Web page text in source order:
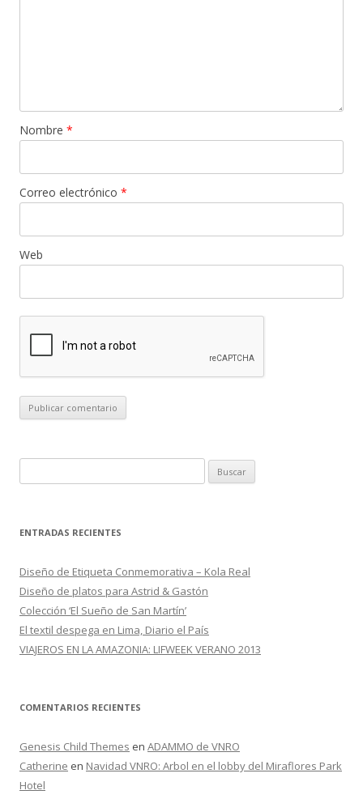
Nombre *
Correo electrónico *
Web
u
c
r
:
ENTRADAS RECIENTES
Diseño de Etiqueta Conmemorativa – Kola Real
Diseño de platos para Astrid & Gastón
Colección ‘El Sueño de San Martín’
El textil despega en Lima, Diario el País
VIAJEROS EN LA AMAZONIA: LIFWEEK VERANO 2013
COMENTARIOS RECIENTES
Genesis Child Themes en ADAMMO de VNRO
Catherine en Navidad VNRO: Arbol en el lobby del Miraflores Park
Hotel